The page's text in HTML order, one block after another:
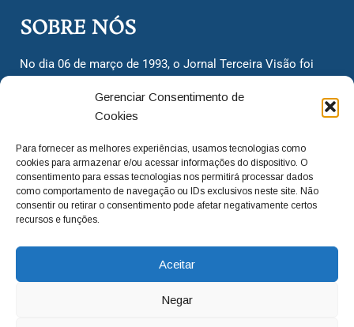
Gerenciar Consentimento de
Cookies
Para fornecer as melhores experiências, usamos tecnologias como
cookies para armazenar e/ou acessar informações do dispositivo. O
consentimento para essas tecnologias nos permitirá processar dados
como comportamento de navegação ou IDs exclusivos neste site. Não
consentir ou retirar o consentimento pode afetar negativamente certos
recursos e funções.
Aceitar
Negar
SOBRE NÓS
No dia 06 de março de 1993, o Jornal Terceira Visão foi
cidadãos valinhenses, já que naquela época só existiam
dois jornais. Há mais de 30 anos, o jornal continua
com o foco de trazer as melhores notícias. Nunca
deixamos de lado as necessidades do cidadão, sempre
questionando os órgãos públicos em busca de melhorias
para a cidade e sempre cobrando resoluções para casos
adm@jtv.com.br
(19) 3929-6225